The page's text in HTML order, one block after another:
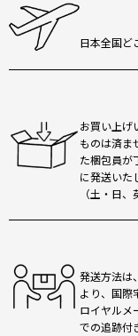
日本全国ど
お買い上げ
ものは済ま
た梱包員が
に発送いた
（土・日
発送方法は
より、国際
ロイヤルメ
での追跡付